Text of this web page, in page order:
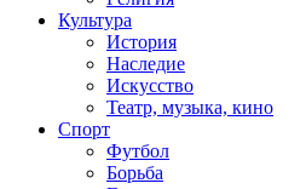
Культура
История
Наследие
Искусство
Театр, музыка, кино
Спорт
Футбол
Борьба